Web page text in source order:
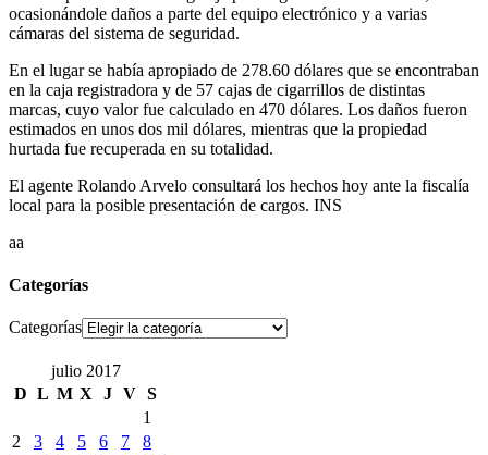
ocasionándole daños a parte del equipo electrónico y a varias
cámaras del sistema de seguridad.
En el lugar se había apropiado de 278.60 dólares que se encontraban
en la caja registradora y de 57 cajas de cigarrillos de distintas
marcas, cuyo valor fue calculado en 470 dólares. Los daños fueron
estimados en unos dos mil dólares, mientras que la propiedad
hurtada fue recuperada en su totalidad.
El agente Rolando Arvelo consultará los hechos hoy ante la fiscalía
local para la posible presentación de cargos. INS
aa
Categorías
Categorías
julio 2017
D L M X J V S
1
2
3 4 5 6 7
8